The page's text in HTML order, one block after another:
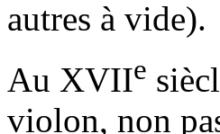
autres à vide).
Au XVIIe
violon, non